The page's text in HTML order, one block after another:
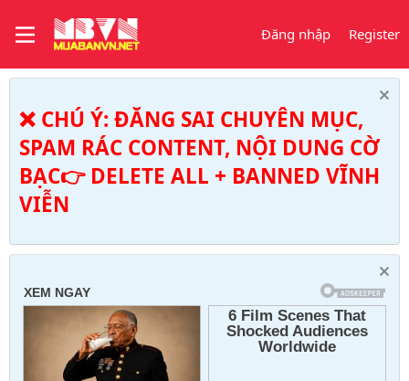
Đăng nhập Register
❌ CHÚ Ý: ĐĂNG SAI CHUYÊN MỤC,
SPAM RÁC CONTENT, NỘI DUNG CỜ
BẠC👉 DELETE ALL + BANNED VĨNH
VIỄN